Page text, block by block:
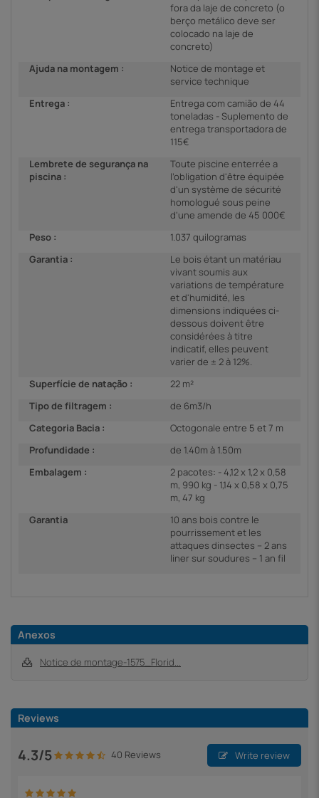
fora da laje de concreto (o
berço metálico deve ser
colocado na laje de
concreto)
Ajuda na montagem :
Notice de montage et
service technique
Entrega :
Entrega com camião de 44
toneladas - Suplemento de
entrega transportadora de
115€
Lembrete de segurança na
piscina :
Toute piscine enterrée a
l’obligation d'être équipée
d'un système de sécurité
homologué sous peine
d'une amende de 45 000€
Peso :
1.037 quilogramas
Garantia :
Le bois étant un matériau
vivant soumis aux
variations de température
et d'humidité, les
dimensions indiquées ci-
dessous doivent être
considérées à titre
indicatif, elles peuvent
varier de ± 2 à 12%.
Superfície de natação :
22 m²
Tipo de filtragem :
de 6m3/h
Categoria Bacia :
Octogonale entre 5 et 7 m
Profundidade :
de 1.40m à 1.50m
Embalagem :
2 pacotes: - 4,12 x 1,2 x 0,58
m, 990 kg - 1,14 x 0,58 x 0,75
m, 47 kg
Garantia
10 ans bois contre le
pourrissement et les
attaques dinsectes – 2 ans
liner sur soudures – 1 an fil
Anexos
Notice de montage-1575_Florid...
Reviews
4.3/5 40 Reviews Write review